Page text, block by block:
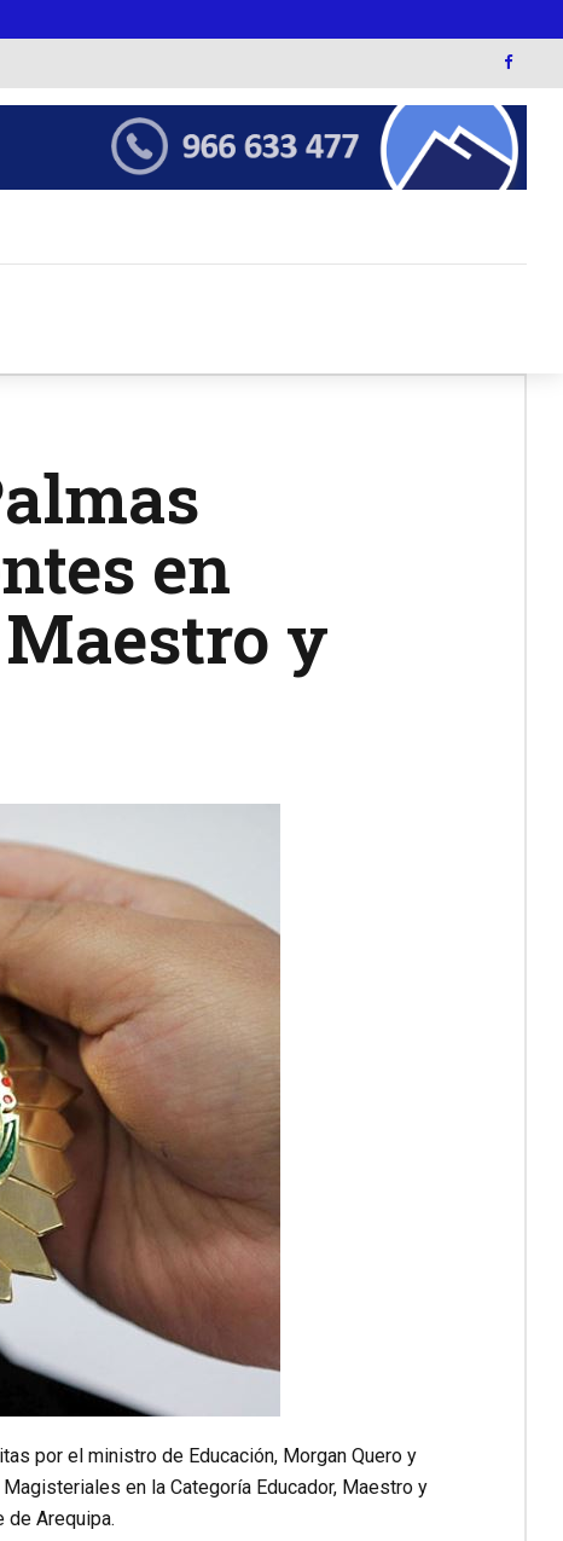
en
y
por el ministro de Educación, Morgan Quero y
en la Categoría Educador, Maestro y
de Arequipa.